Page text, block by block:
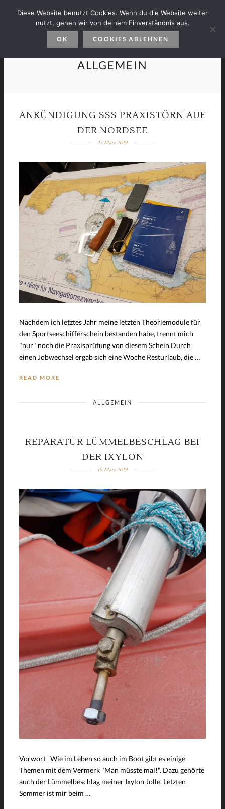
ALLGEMEIN
ANKÜNDIGUNG SSS PRAXISTÖRN AUF
DER NORDSEE
17. März 2019
Nachdem ich letztes Jahr meine letzten Theoriemodule für
den Sportseeschifferschein bestanden habe, trennt mich
"nur" noch die Praxisprüfung von diesem Schein.Durch
einen Jobwechsel ergab sich eine Woche Resturlaub, die …
READ MORE
ALLGEMEIN
REPARATUR LÜMMELBESCHLAG BEI
DER IXYLON
15. März 2019
Vorwort Wie im Leben so auch im Boot gibt es einige
Themen mit dem Vermerk "Man müsste mal!". Dazu gehörte
auch der Lümmelbeschlag meiner Ixylon Jolle. Letzten
Sommer ist mir beim …
Diese Website benutzt Cookies. Wenn du die Website weiter
nutzt, gehen wir von deinem Einverständnis aus.
OK COOKIES ABLEHNEN